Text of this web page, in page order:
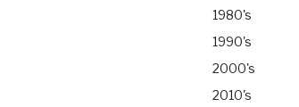
1980's
1990's
2000's
2010's